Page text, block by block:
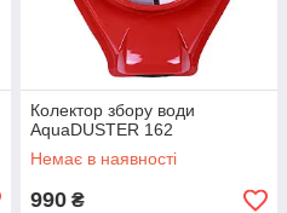
Колектор збору води
AquaDUSTER 162
Немає в наявності
990 ₴